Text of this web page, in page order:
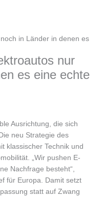
in Länder in denen es
nur
es eine echte
Ausrichtung, die sich
neu Strategie des
klassischer Technik und
„Wir pushen E-
Nachfrage besteht“,
für Europa. Damit setzt
statt auf Zwang